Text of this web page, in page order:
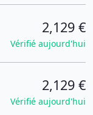
2,129 €
Vérifié aujourd'hui
2,129 €
Vérifié aujourd'hui